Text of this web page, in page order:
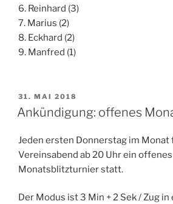
6. Reinhard (3)
7. Marius (2)
8. Eckhard (2)
9. Manfred (1)
VERÖFFENTLICHT
AM
31. MAI 2018
Ankündigung: offenes
Jeden ersten Donnerstag im
Vereinsabend ab 20 Uhr ein offenes
Monatsblitzturnier statt.
Der Modus ist 3 Min + 2 Sek / Zug in